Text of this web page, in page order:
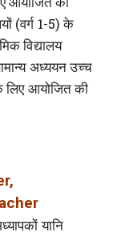
(वर्ग 1-5) के
विद्यालय
अध्ययन उच्च
लिए आयोजित की
यानि